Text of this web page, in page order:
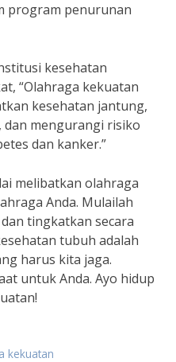
program penurunan
kesehatan
“Olahraga kekuatan
kesehatan jantung,
mengurangi risiko
dan kanker.”
melibatkan olahraga
Anda. Mulailah
tingkatkan secara
tubuh adalah
harus kita jaga.
untuk Anda. Ayo hidup
kekuatan